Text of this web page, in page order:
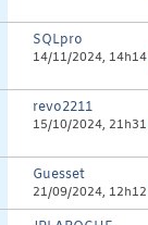
SQLpro
14/11/2024, 14h14
revo2211
15/10/2024, 21h31
Guesset
21/09/2024, 12h12